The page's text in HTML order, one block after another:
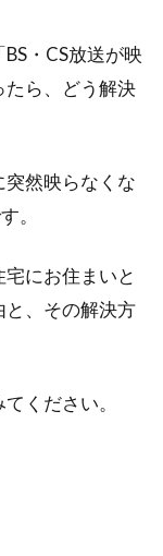
・CS放送が映
たら、どう解決
突然映らなくな
。
にお住まいと
、その解決方
ください。